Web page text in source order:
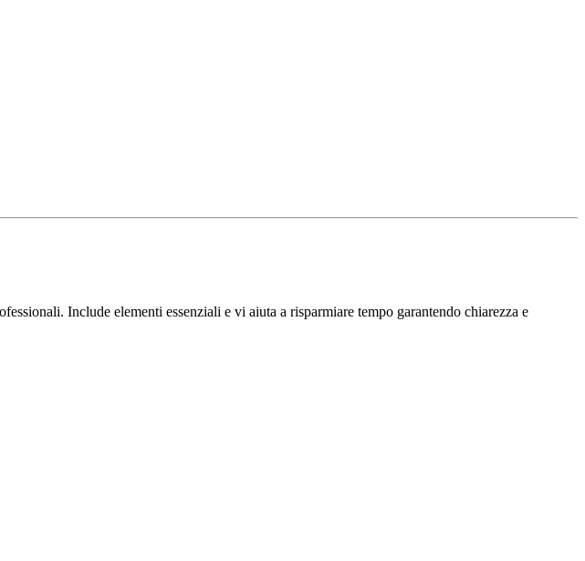
Include elementi essenziali e vi aiuta a risparmiare tempo garantendo chiarezza e